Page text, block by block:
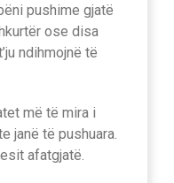
pushime gjatë
ose disa
​​ndihmojnë të
më të mira i
janë të pushuara.
afatgjatë.